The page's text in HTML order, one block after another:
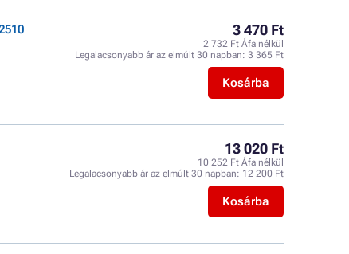
3 470 Ft
2 732 Ft Áfa nélkül
Legalacsonyabb ár az elmúlt 30 napban: 3 365 Ft
Kosárba
13 020 Ft
10 252 Ft Áfa nélkül
Legalacsonyabb ár az elmúlt 30 napban: 12 200 Ft
Kosárba